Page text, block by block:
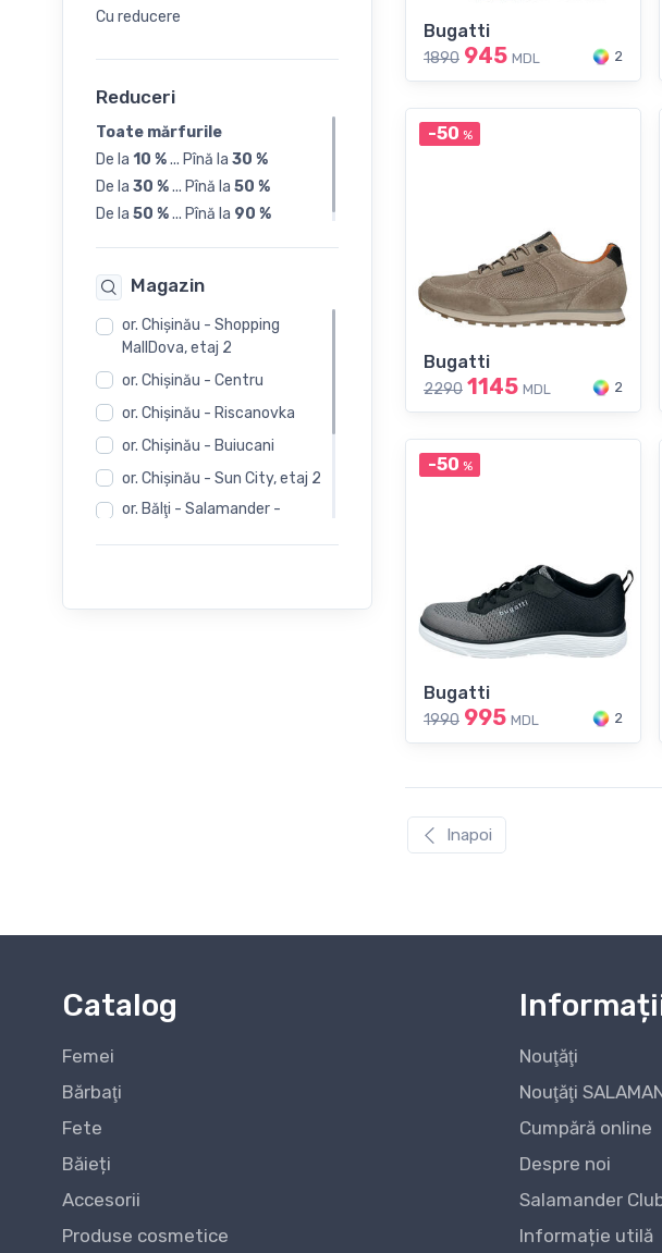
45
46
Cu reducere
Reduceri
Toate mărfurile
De la 10 %... Pînă la 30 %
De la 30 %... Pînă la 50 %
De la 50 %... Pînă la 90 %
Magazin
or. Chişinău - Shopping
MallDova, etaj 2
or. Chişinău - Centru
or. Chişinău - Riscanovka
or. Chişinău - Buiucani
or. Chişinău - Sun City, etaj 2
or. Bălţi - Salamander -
or. Bălţi - Rieker -
Bugatti
1890 945 MDL 2
-50 %
Bugatti
2290 1145 MDL 2
-50 %
Bugatti
1990 995 MDL 2
Inapoi
Catalog
Femei
Bărbaţi
Fete
Băieți
Accesorii
Produse cosmetice
Nouţăţi
Nouţăţi
Cumpără online
Despre noi
Salamander
Informație utilă